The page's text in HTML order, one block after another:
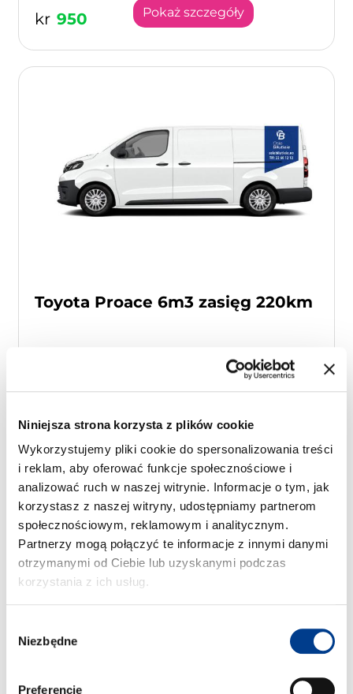
Niniejsza strona korzysta z plików cookie
Wykorzystujemy pliki cookie do spersonalizowania treści
i reklam, aby oferować funkcje społecznościowe i
analizować ruch w naszej witrynie. Informacje o tym, jak
korzystasz z naszej witryny, udostępniamy partnerom
społecznościowym, reklamowym i analitycznym.
Partnerzy mogą połączyć te informacje z innymi danymi
otrzymanymi od Ciebie lub uzyskanymi podczas
korzystania z ich usług.
zgody
Niezbędne
Preferencje
kr 950 Pokaż szczegóły
Toyota Proace 6m3 zasięg 220km
2kr per extra km
Automatyczna skrzynia
Możesz wybrać następujące opcje:
Udzial w szkodzie 0,-
Podstawowe
ubezpieczenie już
wliczona w cenę
wynajmu
Fotelik dla dziecka 1-4
lata
Siedzisko dla dzieci
Zwrot samochodu na
lotnisku w Bergen
Zwrot samochodu na
lotnisku w Trondheim
Hak holowniczy
kr 980